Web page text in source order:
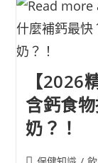
【2026
含鈣食
奶？！